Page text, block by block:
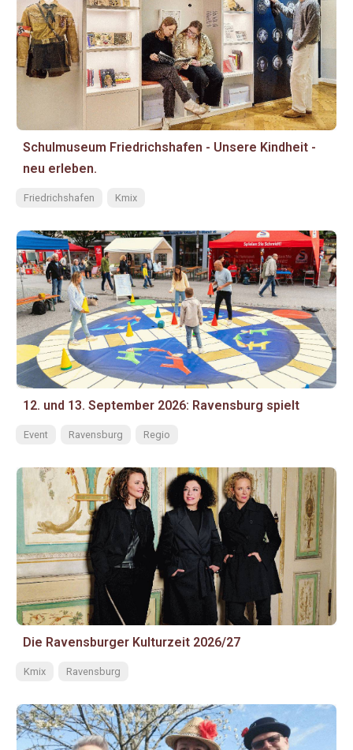
Schulmuseum Friedrichshafen - Unsere Kindheit -
neu erleben.
Friedrichshafen Kmix
12. und 13. September 2026: Ravensburg spielt
Event Ravensburg Regio
Die Ravensburger Kulturzeit 2026/27
Kmix Ravensburg